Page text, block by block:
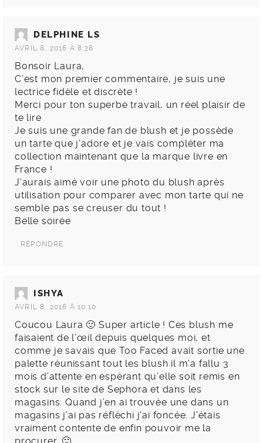
DELPHINE LS
AVRIL 8, 2016 À 8:28
Bonsoir Laura,
C’est mon premier commentaire, je suis une
lectrice fidèle et discrète !
Merci pour ton superbe travail, un réel plaisir de
te lire
Je suis une grande fan de blush et je possède
un tarte que j’adore et je vais compléter ma
collection maintenant que la marque livre en
France !
J’aurais aimé voir une photo du blush après
utilisation pour comparer avec mon tarte qui ne
semble pas se creuser du tout !
Belle soirée
RÉPONDRE
ISHYA
AVRIL 8, 2016 À 10:10
Coucou Laura 🙂 Super article ! Ces blush me
faisaient de l’œil depuis quelques moi, et
comme je savais que Too Faced avait sortie une
palette réunissant tout les blush il m’a fallu 3
mois d’attente en espérant qu’elle soit remis en
stock sur le site de Sephora et dans les
magasins. Quand j’en ai trouvée une dans un
magasins j’ai pas réfléchi j’ai foncée. J’étais
vraiment contente de enfin pouvoir me la